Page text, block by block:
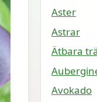
Aster
Astrar
Ätbara
Avokado